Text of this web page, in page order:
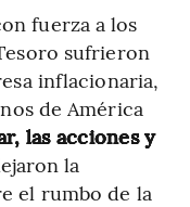
fuerza a los
sufrieron
inflacionaria,
de América
las acciones y
la
el rumbo de la